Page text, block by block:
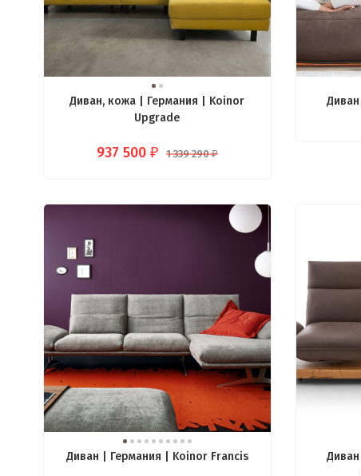
Диван, кожа | Германия | Koinor
Upgrade
937 500 ₽ 1 339 290₽
Диван | Германия | Koinor Francis